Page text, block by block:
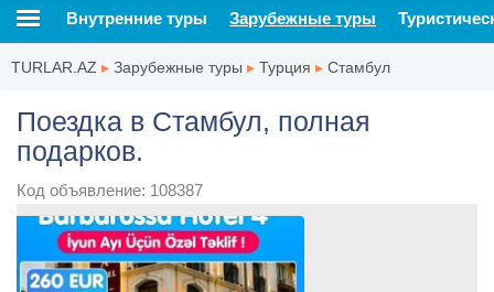
Внутренние туры Зарубежные туры
TURLAR.AZ ▸ Зарубежные туры ▸ Турция ▸ Стамбул
Поездка в Стамбул, полная
подарков.
Код объявление: 108387